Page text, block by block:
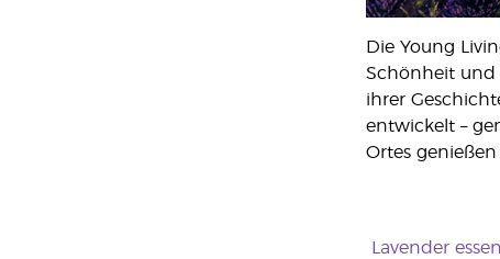
Die Young
Schönheit und
ihrer
entwickelt –
Ortes
Lavender